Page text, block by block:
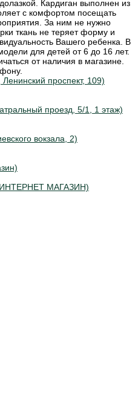
Кардиган выполнен из
с комфортом посещать
За ним не нужно
ткань не теряет форму и
Вашего ребенка. В
для детей от 6 до 16 лет.
от наличия в магазине.
проспект, 109)
проезд, 5/1, 1 этаж)
вокзала, 2)
(ИНТЕРНЕТ МАГАЗИН)